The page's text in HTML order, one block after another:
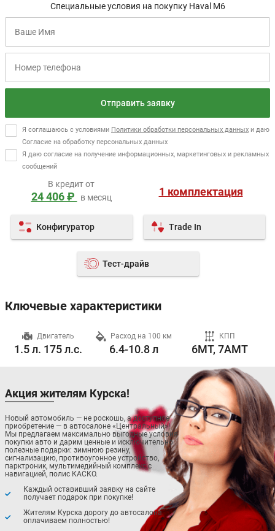
Специальные условия на покупку Haval M6
Отправить заявку
Я соглашаюсь с условиями Политики обработки персональных данных и даю
Согласие на обработку персональных данных
Я даю согласие на получение информационных, маркетинговых и рекламных
сообщений
1 комплектация
Конфигуратор Trade In
Тест-драйв
В кредит от
24 406 ₽ в месяц
Ключевые характеристики
Двигатель
1.5 л. 175 л.с.
Расход на 100 км
6.4-10.8 л
КПП
6MT, 7AMT
Акция жителям Курска!
Новый автомобиль — не роскошь, а доступное
приобретение — в автосалоне «Центральный»!
Мы предлагаем максимально выгодные условия
покупки авто и дарим ценные и исключительно
полезные подарки: зимнюю резину,
сигнализацию, противоугонное устройство,
парктроник, мультимедийный комплекс с
навигацией, полис КАСКО.
Каждый оставивший заявку на сайте
получает подарок при покупке!
Жителям Курска дорогу до автосалона
оплачиваем полностью!